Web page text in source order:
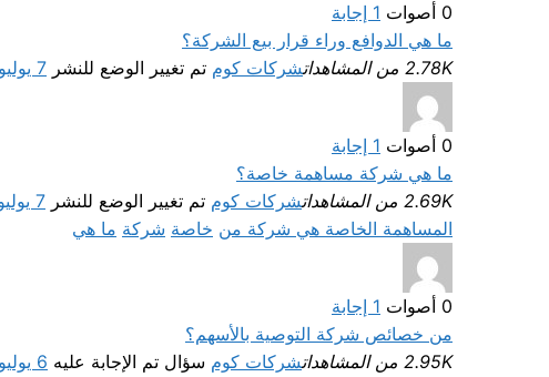
0 أصوات 1 إجابة
ما هي الدوافع وراء قرار بيع الشركة؟
2.78K من المشاهدات
شركات كوم تم تغيير الوضع للنشر 7 يوليو، 2022
0 أصوات 1 إجابة
ما هي شركة مساهمة خاصة؟
2.69K من المشاهدات
شركات كوم تم تغيير الوضع للنشر 7 يوليو، 2022
المساهمة الخاصة هي شركة من خاصة شركة ما هي
0 أصوات 1 إجابة
من خصائص شركة التوصية بالأسهم؟
2.95K من المشاهدات
شركات كوم سؤال تم الإجابة عليه 6 يوليو، 2022